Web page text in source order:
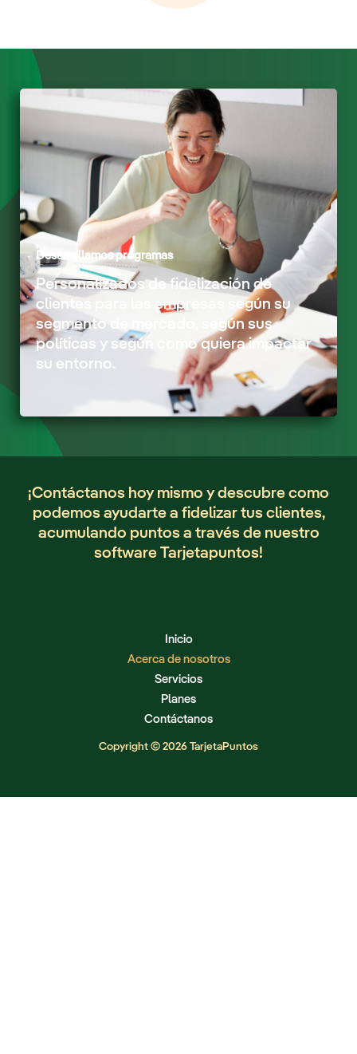
Desarrollamos programas​
Personalizados de fidelización de
clientes para las empresas según su
segmento de mercado, según sus
políticas y según como quiera impactar
su entorno.
¡Contáctanos hoy mismo y descubre como
podemos ayudarte a fidelizar tus clientes,
acumulando puntos a través de nuestro
software Tarjetapuntos!
Inicio
Acerca de nosotros
Servicios
Planes
Contáctanos
Copyright © 2026 TarjetaPuntos